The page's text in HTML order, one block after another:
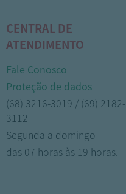
CENTRAL DE
ATENDIMENTO
Fale Conosco
Proteção de dados
(68) 3216-3019 / (69) 2182-
3112
Segunda a domingo
das 07 horas às 19 horas.